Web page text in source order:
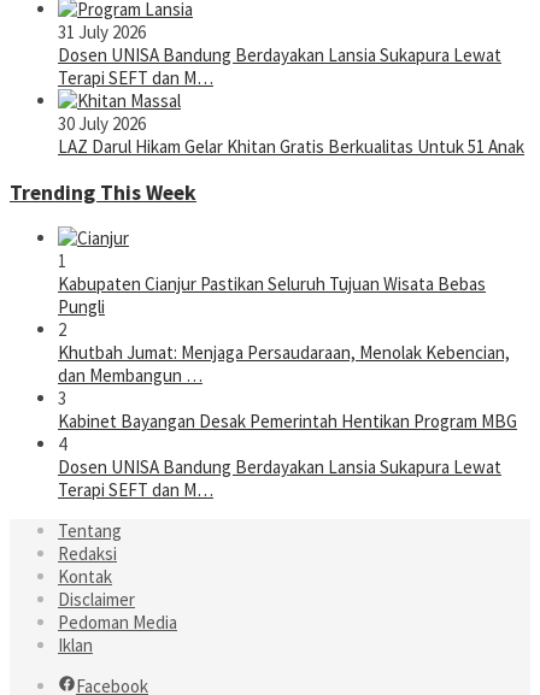
31 July 2026
Dosen UNISA Bandung Berdayakan Lansia Sukapura Lewat
Terapi SEFT dan M…
30 July 2026
LAZ Darul Hikam Gelar Khitan Gratis Berkualitas Untuk 51 Anak
Trending This Week
1
Kabupaten Cianjur Pastikan Seluruh Tujuan Wisata Bebas
Pungli
2
Khutbah Jumat: Menjaga Persaudaraan, Menolak Kebencian,
dan Membangun …
3
Kabinet Bayangan Desak Pemerintah Hentikan Program MBG
4
Dosen UNISA Bandung Berdayakan Lansia Sukapura Lewat
Terapi SEFT dan M…
Tentang
Redaksi
Kontak
Disclaimer
Pedoman Media
Iklan
Facebook